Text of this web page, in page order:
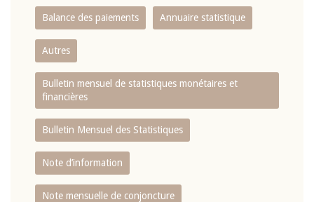
Balance des paiements Annuaire statistique
Autres
Bulletin mensuel de statistiques monétaires et
financières
Bulletin Mensuel des Statistiques
Note d’information
Note mensuelle de conjoncture